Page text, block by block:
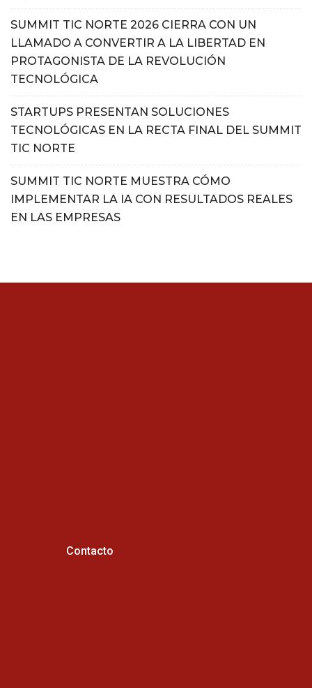
SUMMIT TIC NORTE 2026 CIERRA CON UN
LLAMADO A CONVERTIR A LA LIBERTAD EN
PROTAGONISTA DE LA REVOLUCIÓN
TECNOLÓGICA
STARTUPS PRESENTAN SOLUCIONES
TECNOLÓGICAS EN LA RECTA FINAL DEL SUMMIT
TIC NORTE
SUMMIT TIC NORTE MUESTRA CÓMO
IMPLEMENTAR LA IA CON RESULTADOS REALES
EN LAS EMPRESAS
Contacto